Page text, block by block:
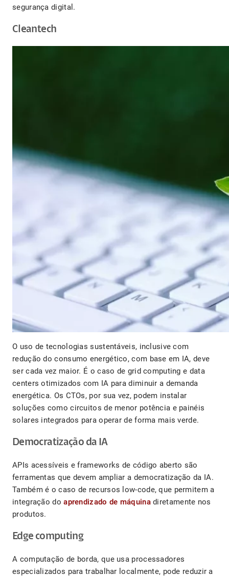
segurança digital.
Cleantech
O uso de tecnologias sustentáveis, inclusive com
redução do consumo energético, com base em IA, deve
ser cada vez maior. É o caso de grid computing e data
centers otimizados com IA para diminuir a demanda
energética. Os CTOs, por sua vez, podem instalar
soluções como circuitos de menor potência e painéis
solares integrados para operar de forma mais verde.
Democratização da IA
APIs acessíveis e frameworks de código aberto são
ferramentas que devem ampliar a democratização da IA.
Também é o caso de recursos low-code, que permitem a
integração doaprendizado de máquinadiretamente nos
produtos.
Edge computing
A computação de borda, que usa processadores
especializados para trabalhar localmente, pode reduzir a